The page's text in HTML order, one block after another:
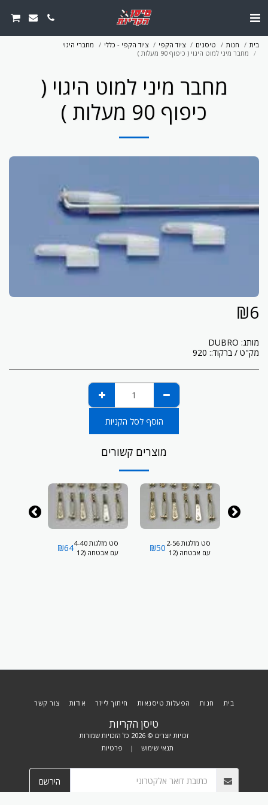
בית חנות טיסנים ציוד הקפי ציוד הקפי - כללי
מחברי היגוי
מחבר מיני למוט היגוי ( כיפוף 90 מעלות )
מחבר מיני למוט היגוי (
כיפוף 90 מעלות )
₪6
מותג: DUBRO
מק"ט / ברקוד:: 920
הוסף לסל הקניות
מוצרים קשורים
סט מזלגות 2-56
עם אבטחה (12
₪50
סט מזלגות 4-40
עם אבטחה (12
₪64
טיסן הקריות
זכויות יוצרים © 2026 כל הזכויות שמורות
תנאי שימוש | פרטיות
בית חנות הפעלות טיסנאות חיתוך לייזר אודות צור קשר
הירשם